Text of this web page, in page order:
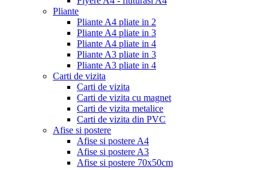
Pliante
Pliante A4 pliate in 2
Pliante A4 pliate in 3
Pliante A4 pliate in 4
Pliante A3 pliate in 3
Pliante A3 pliate in 4
Carti de vizita
Carti de vizita
Carti de vizita cu magnet
Carti de vizita metalice
Carti de vizita din PVC
Afise si postere
Afise si postere A4
Afise si postere A3
Afise si postere 70x50cm